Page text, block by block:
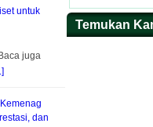
untuk
juga
dan
Temukan